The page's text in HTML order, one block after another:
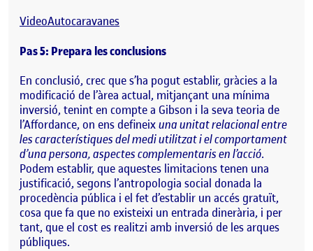
VideoAutocaravanes
Pas 5: Prepara les conclusions
En conclusió, crec que s’ha pogut establir, gràcies a la
modificació de l’àrea actual, mitjançant una mínima
inversió, tenint en compte a Gibson i la seva teoria de
l’Affordance, on ens defineixuna unitat relacional entre
les característiques del medi utilitzat i el comportament
d’una persona, aspectes complementaris en l’acció.
Podem establir, que aquestes limitacions tenen una
justificació, segons l’antropologia social donada la
procedència pública i el fet d’establir un accés gratuït,
cosa que fa que no existeixi un entrada dinerària, i per
tant, que el cost es realitzi amb inversió de les arques
públiques.